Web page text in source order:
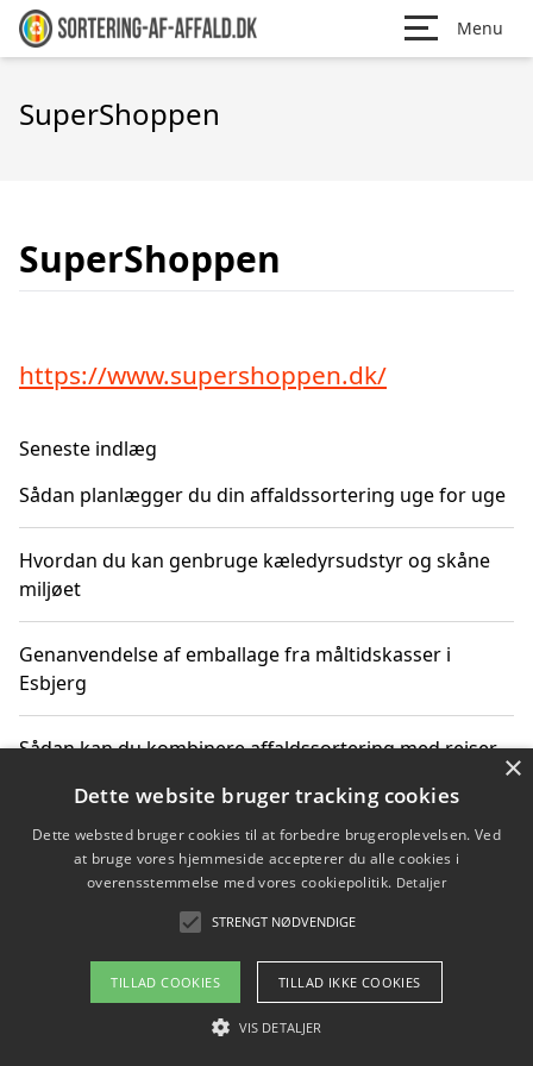
Menu
SuperShoppen
SuperShoppen
https://www.supershoppen.dk/
Seneste indlæg
Sådan planlægger du din affaldssortering uge for uge
Hvordan du kan genbruge kæledyrsudstyr og skåne
miljøet
Genanvendelse af emballage fra måltidskasser i
Esbjerg
Sådan kan du kombinere affaldssortering med rejser
Hvordan affaldssortering kan bidrage til co2 reduktion
Om / kontakt
Blog Betingelser
×
Dette website bruger tracking cookies
Dette websted bruger cookies til at forbedre brugeroplevelsen. Ved
at bruge vores hjemmeside accepterer du alle cookies i
overensstemmelse med vores cookiepolitik. Detaljer
STRENGT NØDVENDIGE
TILLAD COOKIES TILLAD IKKE COOKIES
VIS DETALJER